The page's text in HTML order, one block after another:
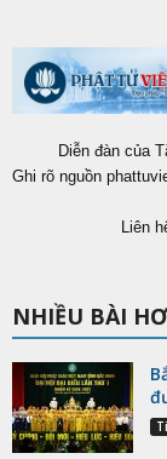
Diễn đàn của
Ghi rõ nguồn
Liên
NHIỀU BÀI